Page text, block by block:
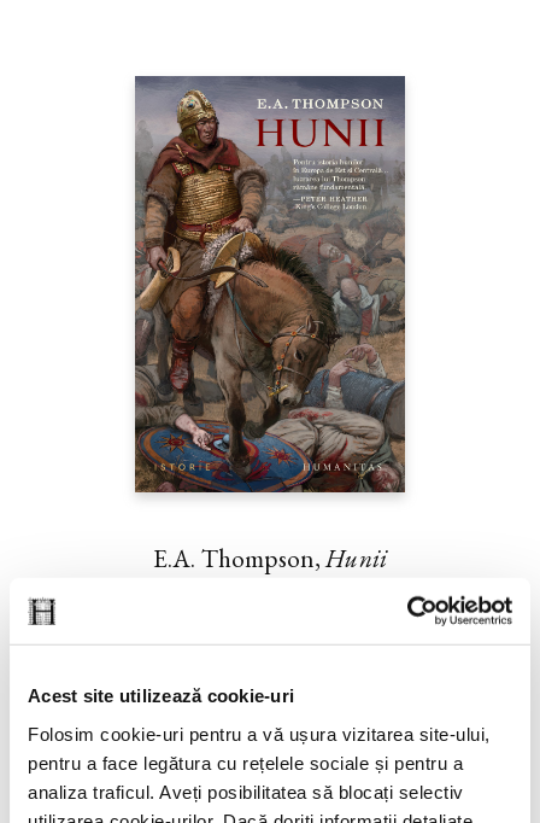
Acest site utilizează cookie-uri
Folosim cookie-uri pentru a vă ușura vizitarea site-ului,
pentru a face legătura cu rețelele sociale și pentru a
analiza traficul. Aveți posibilitatea să blocați selectiv
E.A. Thompson,Hunii